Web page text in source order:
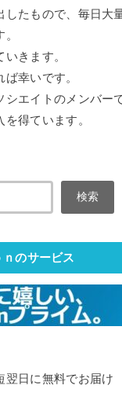
したもので、毎日大
きます。
幸いです。
エイトのメンバー
得ています。
検索
のサービス
翌日に無料でお届け